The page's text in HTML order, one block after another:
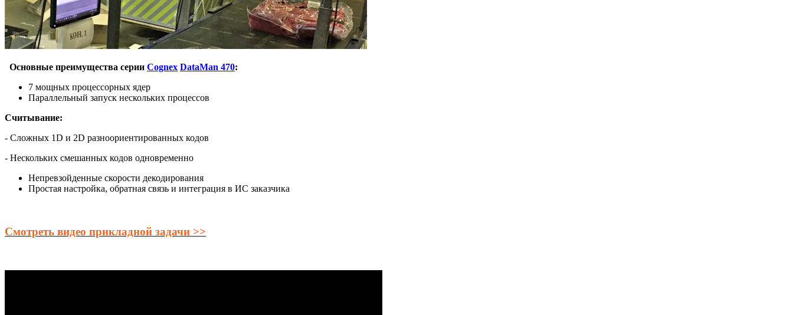
Основные преимущества серии Cognex DataMan 470:
7 мощных процессорных ядер
Параллельный запуск нескольких процессов
Считывание:
- Сложных 1D и 2D разноориентированных кодов
- Нескольких смешанных кодов одновременно
Непревзойденные скорости декодирования
Простая настройка, обратная связь и интеграция в ИС заказчика
Смотреть видео прикладной задачи >>